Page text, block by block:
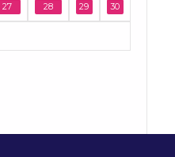
27 28 29 30